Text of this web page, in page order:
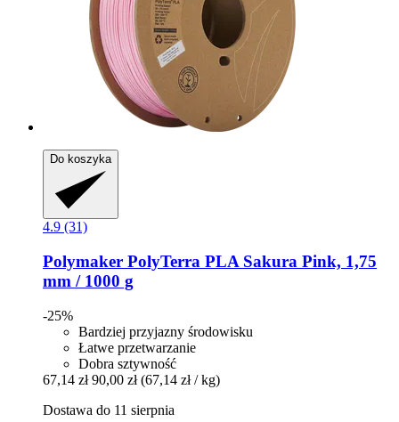
Do koszyka
4.9 (31)
Polymaker PolyTerra PLA Sakura Pink, 1,75
mm / 1000 g
-25%
Bardziej przyjazny środowisku
Łatwe przetwarzanie
Dobra sztywność
67,14 zł 90,00 zł (67,14 zł / kg)
Dostawa do 11 sierpnia